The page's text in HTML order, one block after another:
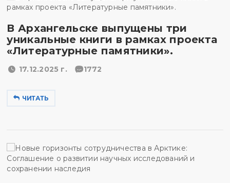
В Архангельске выпущены три
уникальные книги в рамках проекта
«Литературные памятники».
17.12.2025 г. 1772
ЧИТАТЬ